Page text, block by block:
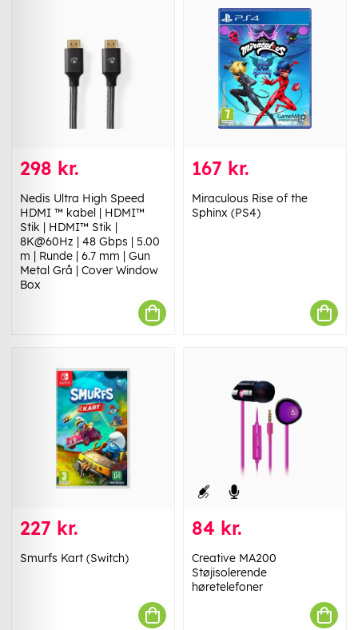
298 kr.
Nedis Ultra High Speed ​​
HDMI ™ kabel | HDMI™
Stik | HDMI™ Stik |
8K@60Hz | 48 Gbps | 5.00
m | Runde | 6.7 mm | Gun
Metal Grå | Cover Window
Box
167 kr.
Miraculous Rise of the
Sphinx (PS4)
227 kr.
Smurfs Kart (Switch)
84 kr.
Creative MA200
Støjisolerende
høretelefoner